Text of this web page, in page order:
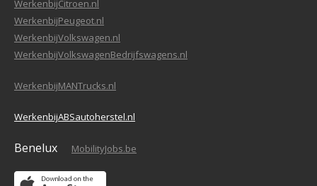
WerkenbijCitroen.nl
WerkenbijPeugeot.nl
WerkenbijVolkswagen.nl
WerkenbijVolkswagenBedrijfswagens.nl
WerkenbijMANTrucks.nl
WerkenbijABSautoherstel.nl
Benelux MobilityJobs.be